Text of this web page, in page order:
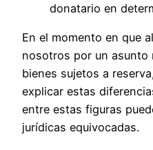
donatario en
En el momento en que
nosotros por un asunto
bienes sujetos a
explicar estas
entre estas figuras
jurídicas equivocadas.